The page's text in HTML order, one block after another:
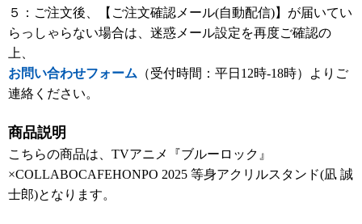
５：ご注文後、【ご注文確認メール(自動配信)】が届いてい
らっしゃらない場合は、迷惑メール設定を再度ご確認の
上、
お問い合わせフォーム （受付時間：平日12時-18時）よりご
連絡ください。
商品説明
こちらの商品は、TVアニメ『ブルーロック』
×COLLABOCAFEHONPO 2025 等身アクリルスタンド(凪 誠
士郎)となります。